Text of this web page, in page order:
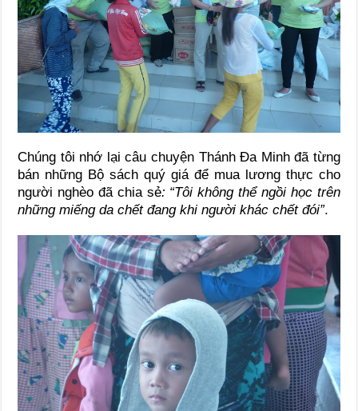
Chúng tôi nhớ lại câu chuyện Thánh Đa Minh đã từng
bán những Bộ sách quý giá để mua lương thực cho
người nghèo đã chia sẻ: “Tôi không thể ngồi học trên
những miếng da chết đang khi người khác chết đói”.